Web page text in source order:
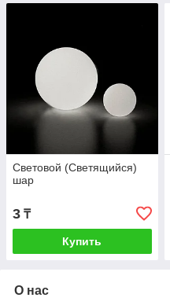
Световой (Светящийся)
шар
3 ₸
Купить
О нас